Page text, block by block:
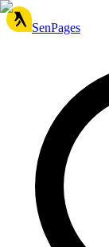
SenPages